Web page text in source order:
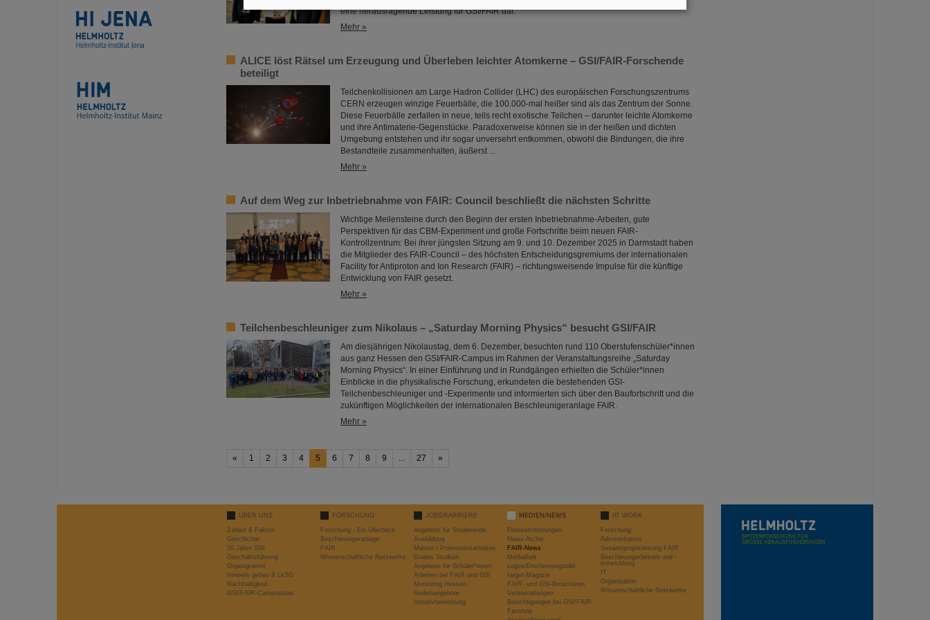
eine herausragende Leistung für GSI/FAIR dar.
Mehr »
ALICE löst Rätsel um Erzeugung und Überleben leichter Atomkerne – GSI/FAIR-Forschende
beteiligt
Teilchenkollisionen am Large Hadron Collider (LHC) des europäischen Forschungszentrums
CERN erzeugen winzige Feuerbälle, die 100.000-mal heißer sind als das Zentrum der Sonne.
Diese Feuerbälle zerfallen in neue, teils recht exotische Teilchen – darunter leichte Atomkerne
und ihre Antimaterie-Gegenstücke. Paradoxerweise können sie in der heißen und dichten
Umgebung entstehen und ihr sogar unversehrt entkommen, obwohl die Bindungen, die ihre
Bestandteile zusammenhalten, äußerst ...
Mehr »
Auf dem Weg zur Inbetriebnahme von FAIR: Council beschließt die nächsten Schritte
Wichtige Meilensteine durch den Beginn der ersten Inbetriebnahme-Arbeiten, gute
Perspektiven für das CBM-Experiment und große Fortschritte beim neuen FAIR-
Kontrollzentrum: Bei ihrer jüngsten Sitzung am 9. und 10. Dezember 2025 in Darmstadt haben
die Mitglieder des FAIR-Council – des höchsten Entscheidungsgremiums der internationalen
Facility for Antiproton and Ion Research (FAIR) – richtungsweisende Impulse für die künftige
Entwicklung von FAIR gesetzt.
Mehr »
Teilchenbeschleuniger zum Nikolaus – „Saturday Morning Physics“ besucht GSI/FAIR
Am diesjährigen Nikolaustag, dem 6. Dezember, besuchten rund 110 Oberstufenschüler*innen
aus ganz Hessen den GSI/FAIR-Campus im Rahmen der Veranstaltungsreihe „Saturday
Morning Physics“. In einer Einführung und in Rundgängen erhielten die Schüler*innen
Einblicke in die physikalische Forschung, erkundeten die bestehenden GSI-
Teilchenbeschleuniger und -Experimente und informierten sich über den Baufortschritt und die
zukünftigen Möglichkeiten der internationalen Beschleunigeranlage FAIR.
Mehr »
« 1 2 3 4 5 6 7 8 9 ... 27 »
ÜBER UNS
Zahlen & Fakten
Geschichte
50 Jahre GSI
Geschäftsführung
Organigramm
Hinweis geben & LkSG
Nachhaltigkeit
GSI/FAIR-Campusplan
FORSCHUNG
Forschung - Ein Überblick
Beschleunigeranlage
FAIR
Wissenschaftliche Netzwerke
JOBS/KARRIERE
Angebote für Studierende
Ausbildung
Master / Promotionsarbeiten
Duales Studium
Angebote für Schüler*innen
Arbeiten bei FAIR und GSI
Mentoring Hessen
Stellenangebote
Initiativbewerbung
MEDIEN/NEWS
Pressemitteilungen
News-Archiv
FAIR-News
Mediathek
Logos/Erscheinungsbild
target-Magazin
FAIR- und GSI-Broschüren
Veranstaltungen
Besichtigungen bei GSI/FAIR
Fanshop
AT WORK
Forschung
Administration
Gesamtprojektleitung FAIR
Beschleunigerbetrieb und -
entwicklung
IT
Organisation
Wissenschaftliche Netzwerke